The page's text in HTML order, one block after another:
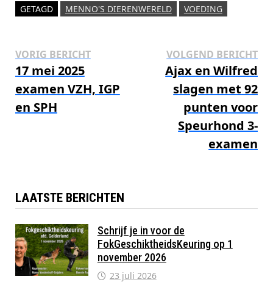
GETAGD MENNO'S DIERENWERELD VOEDING
Bericht
navigatie
VORIG BERICHTVorig
17 mei 2025
examen VZH, IGP
en SPH
VOLGEND BERICHT
Ajax en Wilfred
slagen met 92
punten voor
Speurhond 3-
examen
LAATSTE BERICHTEN
Schrijf je in voor de
FokGeschiktheidsKeuring op 1
november 2026
23 juli 2026